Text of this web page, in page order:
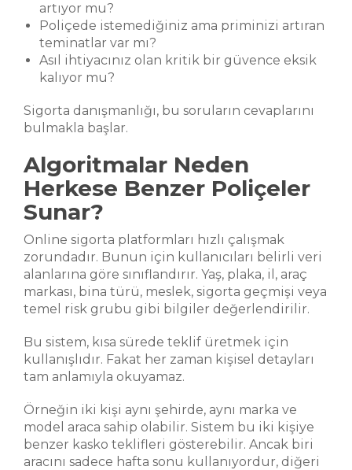
artıyor mu?
Poliçede istemediğiniz ama priminizi artıran
teminatlar var mı?
Asıl ihtiyacınız olan kritik bir güvence eksik
kalıyor mu?
Sigorta danışmanlığı, bu soruların cevaplarını
bulmakla başlar.
Algoritmalar Neden
Herkese Benzer Poliçeler
Sunar?
Online sigorta platformları hızlı çalışmak
zorundadır. Bunun için kullanıcıları belirli veri
alanlarına göre sınıflandırır. Yaş, plaka, il, araç
markası, bina türü, meslek, sigorta geçmişi veya
temel risk grubu gibi bilgiler değerlendirilir.
Bu sistem, kısa sürede teklif üretmek için
kullanışlıdır. Fakat her zaman kişisel detayları
tam anlamıyla okuyamaz.
Örneğin iki kişi aynı şehirde, aynı marka ve
model araca sahip olabilir. Sistem bu iki kişiye
benzer kasko teklifleri gösterebilir. Ancak biri
aracını sadece hafta sonu kullanıyordur, diğeri